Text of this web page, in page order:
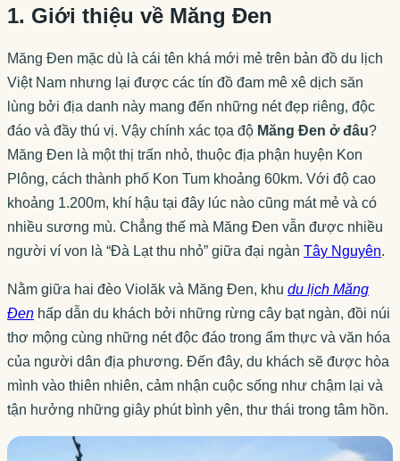
1. Giới thiệu về Măng Đen
Măng Đen mặc dù là cái tên khá mới mẻ trên bản đồ du lịch
Việt Nam nhưng lại được các tín đồ đam mê xê dịch săn
lùng bởi địa danh này mang đến những nét đẹp riêng, độc
đáo và đầy thú vị. Vậy chính xác tọa độ Măng Đen ở đâu?
Măng Đen là một thị trấn nhỏ, thuộc địa phận huyện Kon
Plông, cách thành phố Kon Tum khoảng 60km. Với độ cao
khoảng 1.200m, khí hậu tại đây lúc nào cũng mát mẻ và có
nhiều sương mù. Chẳng thế mà Măng Đen vẫn được nhiều
người ví von là “Đà Lạt thu nhỏ” giữa đại ngàn Tây Nguyên.
Nằm giữa hai đèo Violăk và Măng Đen, khu du lịch Măng
Đen hấp dẫn du khách bởi những rừng cây bạt ngàn, đồi núi
thơ mộng cùng những nét độc đáo trong ẩm thực và văn hóa
của người dân địa phương. Đến đây, du khách sẽ được hòa
mình vào thiên nhiên, cảm nhận cuộc sống như chậm lại và
tận hưởng những giây phút bình yên, thư thái trong tâm hồn.